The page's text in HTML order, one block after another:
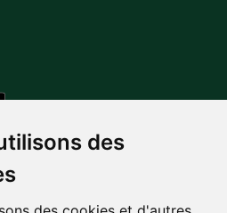
des
Paiement sécurisé